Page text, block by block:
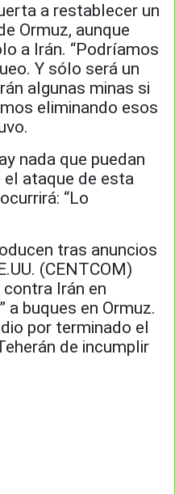
a restablecer un
Ormuz, aunque
a Irán. “Podríamos
Y sólo será un
algunas minas si
eliminando esos
nada que puedan
el ataque de esta
“Lo
tras anuncios
(CENTCOM)
Irán en
a buques en Ormuz.
por terminado el
de incumplir